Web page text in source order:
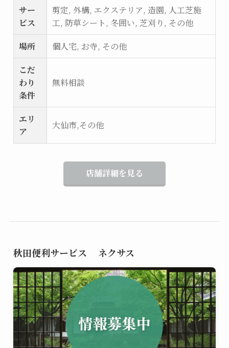
サー
ビス
剪定, 外構, エクステリア, 造園, 人工芝施
工, 防草シート, 冬囲い, 芝刈り, その他
場所
個人宅, お寺, その他
こだ
わり
条件
無料相談
エリ
ア
大仙市,その他
店舗詳細を見る
秋田便利サービス ネクサス